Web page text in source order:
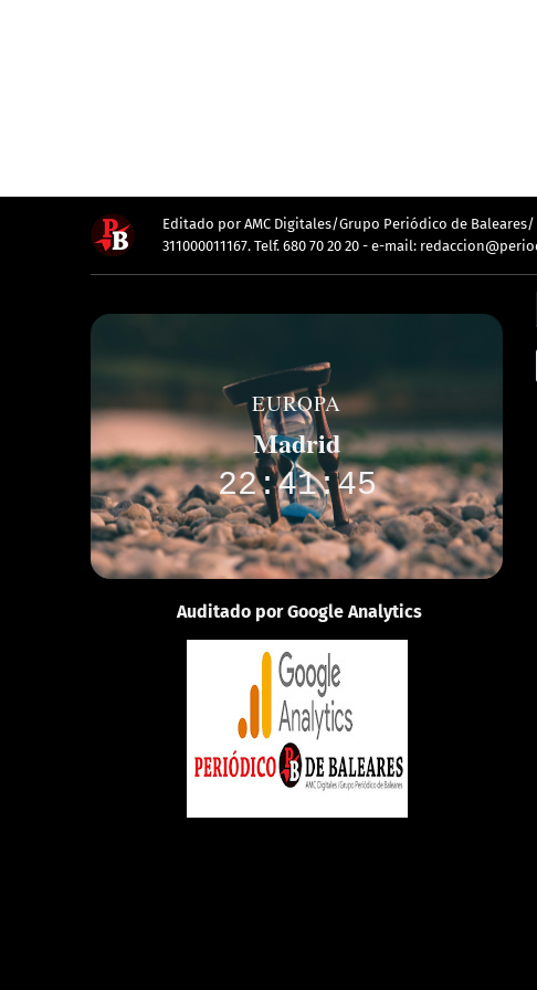
Editado por AMC Digitales/Grupo Periódico de
311000011167. Telf. 680 70 20 20 - e-mail:
EUROPA
Madrid
22:41:45
Auditado por Google Analytics